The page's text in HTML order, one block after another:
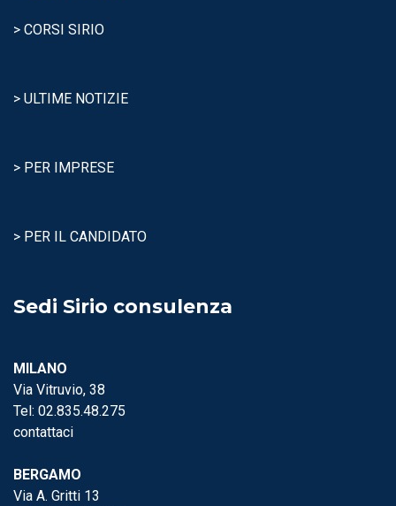
> CORSI SIRIO
> ULTIME NOTIZIE
> PER IMPRESE
> PER IL CANDIDATO
Sedi Sirio consulenza
MILANO
Via Vitruvio, 38
Tel: 02.835.48.275
contattaci
BERGAMO
Via A. Gritti 13